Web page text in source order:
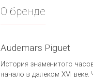
О бренде
Audemars Piguet
История знаменитого
начало в далеком XVI